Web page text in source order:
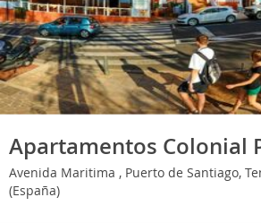
Apartamentos Colonial
Avenida Maritima , Puerto de Santiago,
(España)